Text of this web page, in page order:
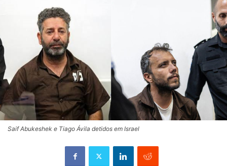
Saif Abukeshek e Tiago Ávila detidos em Israel